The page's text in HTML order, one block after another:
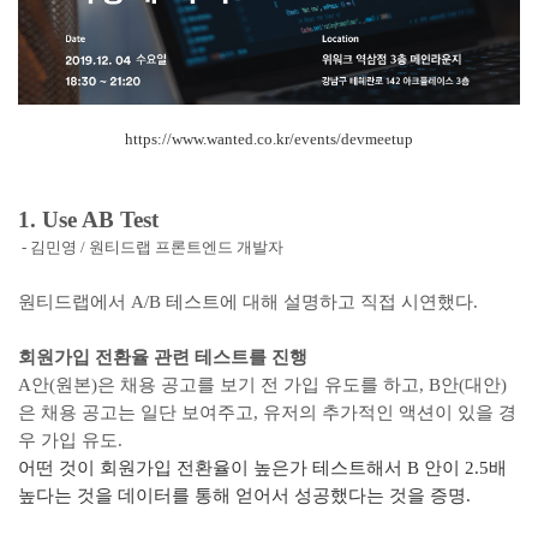
https://www.wanted.co.kr/events/devmeetup
1. Use AB Test
- 김민영 / 원티드랩 프론트엔드 개발자
원티드랩에서 A/B 테스트에 대해 설명하고 직접 시연했다.
회원가입 전환율 관련 테스트를 진행
A안(원본)은 채용 공고를 보기 전 가입 유도를 하고, B안(대안)
은 채용 공고는 일단 보여주고, 유저의 추가적인 액션이 있을 경
우 가입 유도.
어떤 것이 회원가입 전환율이 높은가 테스트해서 B 안이 2.5배
높다는 것을 데이터를 통해 얻어서 성공했다는 것을 증명.